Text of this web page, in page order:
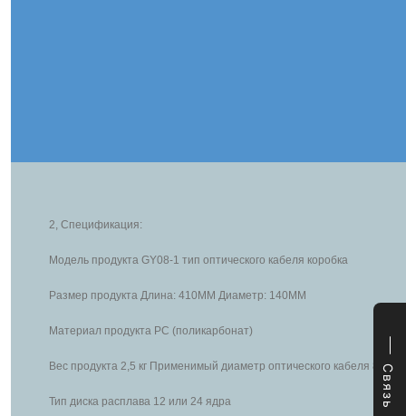
2, Спецификация:
Модель продукта GY08-1 тип оптического кабеля коробка
Размер продукта Длина: 410MM Диаметр: 140MM
Материал продукта PC (поликарбонат)
Вес продукта 2,5 кг Применимый диаметр оптического кабеля 8-
Тип диска расплава 12 или 24 ядра Связь